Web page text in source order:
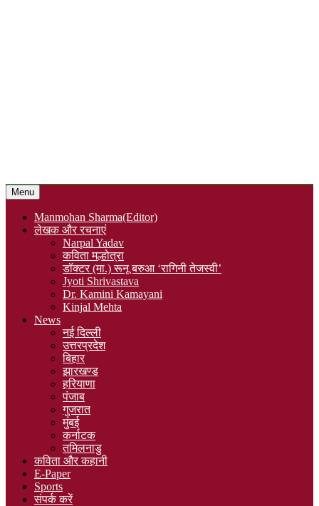
Menu
Manmohan Sharma(Editor)
लेखक और रचनाएं
Narpal Yadav
कविता मल्होत्रा
डॉक्टर (मा.) रूनू बरुआ ‘रागिनी तेजस्वी’
Jyoti Shrivastava
Dr. Kamini Kamayani
Kinjal Mehta
News
नई दिल्ली
उत्तरप्रदेश
बिहार
झारखण्ड
हरियाणा
पंजाब
गुजरात
मुंबई
कर्नाटक
तमिलनाडु
कविता और कहानी
E-Paper
Sports
संपर्क करें